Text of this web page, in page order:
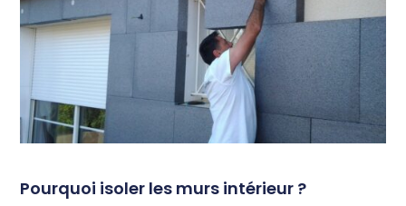
Pourquoi isoler les murs intérieur ?